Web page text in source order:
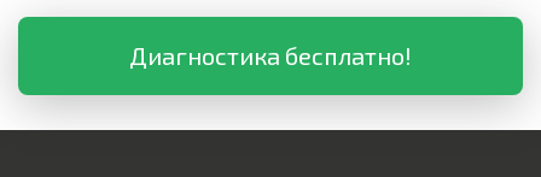
Диагностика бесплатно!